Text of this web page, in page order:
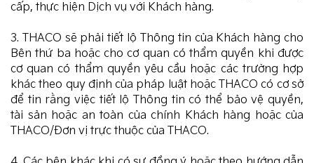
cấp, thực hiện Dịch vụ với Khách hàng.
3. THACO sẽ phải tiết lộ Thông tin của Khách hàng cho
Bên thứ ba hoặc cho cơ quan có thẩm quyền khi được
cơ quan có thẩm quyền yêu cầu hoặc các trường hợp
khác theo quy định của pháp luật hoặc THACO có cơ sở
để tin rằng việc tiết lộ Thông tin có thể bảo vệ quyền,
tài sản hoặc an toàn của chính Khách hàng hoặc của
THACO/Đơn vị trực thuộc của THACO.